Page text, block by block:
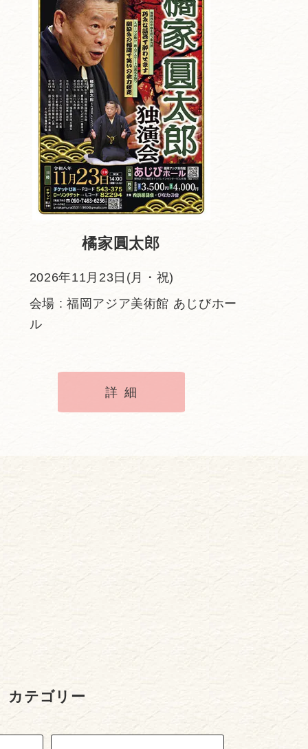
橘家圓太郎
2026年11月23日(月・祝)
会場 : 福岡アジア美術館 あじびホー
ル
詳細
カテゴリー